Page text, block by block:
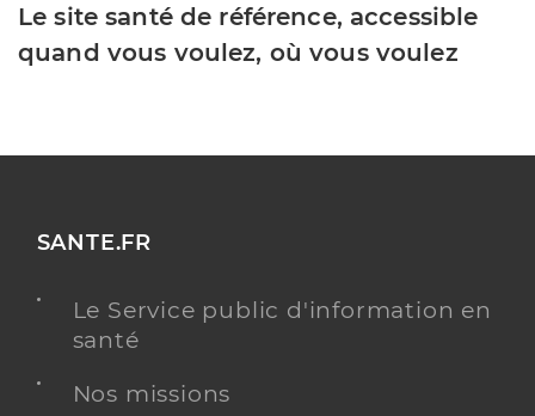
Le site santé de référence, accessible
quand vous voulez, où vous voulez
SANTE.FR
Le Service public d'information en
santé
Nos missions